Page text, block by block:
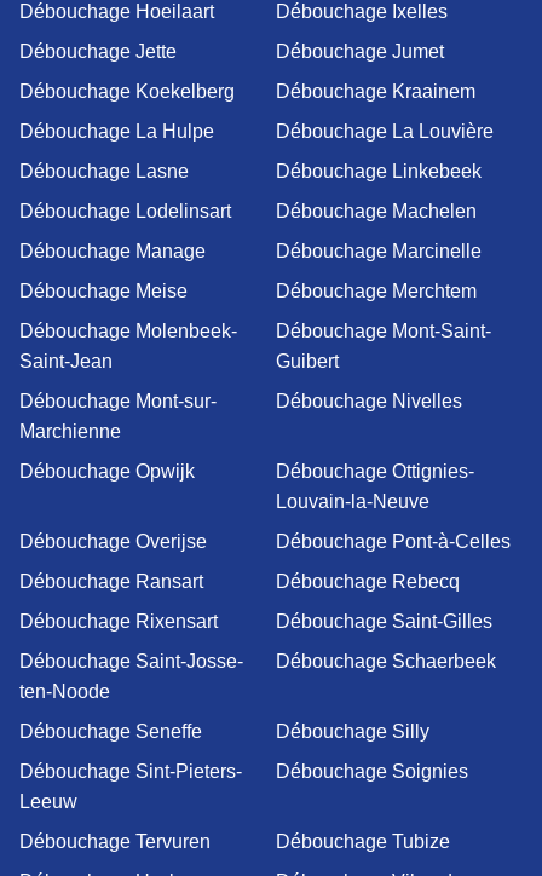
Débouchage Hoeilaart
Débouchage Ixelles
Débouchage Jette
Débouchage Jumet
Débouchage Koekelberg
Débouchage Kraainem
Débouchage La Hulpe
Débouchage La Louvière
Débouchage Lasne
Débouchage Linkebeek
Débouchage Lodelinsart
Débouchage Machelen
Débouchage Manage
Débouchage Marcinelle
Débouchage Meise
Débouchage Merchtem
Débouchage Molenbeek-
Saint-Jean
Débouchage Mont-Saint-
Guibert
Débouchage Mont-sur-
Marchienne
Débouchage Nivelles
Débouchage Opwijk
Débouchage Ottignies-
Louvain-la-Neuve
Débouchage Overijse
Débouchage Pont-à-Celles
Débouchage Ransart
Débouchage Rebecq
Débouchage Rixensart
Débouchage Saint-Gilles
Débouchage Saint-Josse-
ten-Noode
Débouchage Schaerbeek
Débouchage Seneffe
Débouchage Silly
Débouchage Sint-Pieters-
Leeuw
Débouchage Soignies
Débouchage Tervuren
Débouchage Tubize